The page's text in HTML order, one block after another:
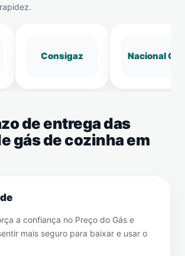
Consigaz Nacional Gás
de entrega das
gás de cozinha em
a confiança no Preço do Gás e
mais seguro para baixar e usar o